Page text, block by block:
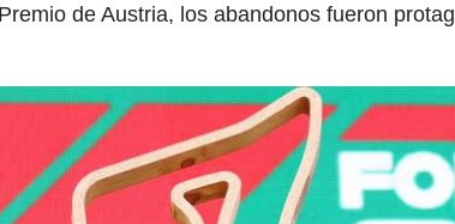
de Austria, los abandonos fueron